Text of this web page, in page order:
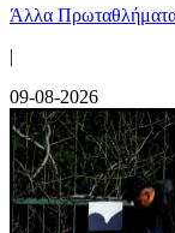
Άλλα
|
09-08-2026